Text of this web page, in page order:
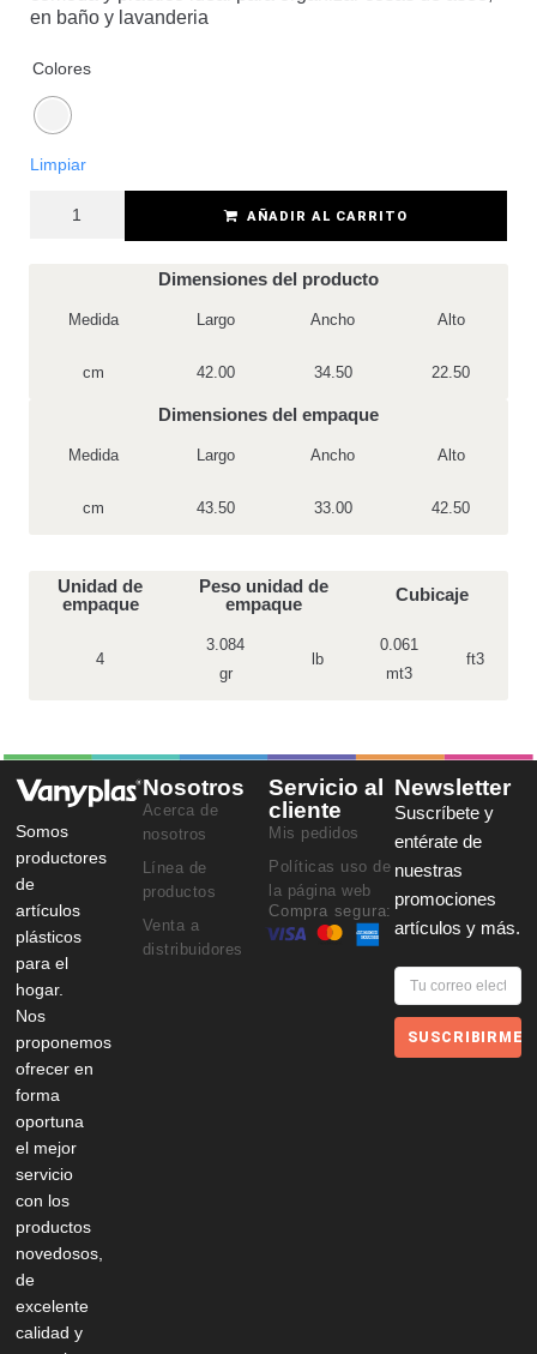
en baño y lavanderia
Colores
Limpiar
AÑADIR AL CARRITO
Dimensiones del producto
Medida Largo Ancho Alto
cm 42.00 34.50 22.50
Dimensiones del empaque
Medida Largo Ancho Alto
cm 43.50 33.00 42.50
Unidad de
empaque
Peso unidad de
empaque
Cubicaje
4
3.084
gr
lb
0.061
mt3
ft3
Somos
productores
de
artículos
plásticos
para el
hogar.
Nos
proponemos
ofrecer en
forma
oportuna
el mejor
servicio
con los
productos
novedosos,
de
excelente
calidad y
Nosotros
Acerca de
nosotros
Línea de
productos
Venta a
distribuidores
Servicio al
cliente
Mis pedidos
Políticas uso de
la página web
Compra segura:
Newsletter
Suscríbete y
entérate de
nuestras
promociones
artículos y más.
SUSCRIBIRME